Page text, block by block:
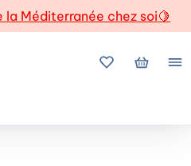
la Méditerranée chez soi🍋
Mes favoris
Mon